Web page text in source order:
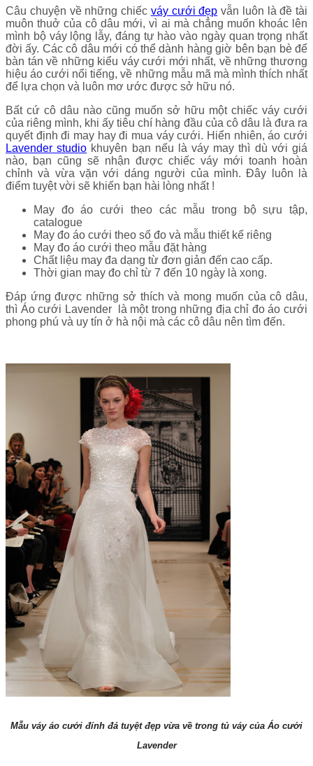
Câu chuyện về những chiếc váy cưới đẹp vẫn luôn là đề tài
muôn thuở của cô dâu mới, vì ai mà chẳng muốn khoác lên
mình bộ váy lộng lẫy, đáng tự hào vào ngày quan trọng nhất
đời ấy. Các cô dâu mới có thể dành hàng giờ bên bạn bè để
bàn tán về những kiểu váy cưới mới nhất, về những thương
hiệu áo cưới nổi tiếng, về những mẫu mã mà mình thích nhất
để lựa chọn và luôn mơ ước được sở hữu nó.
Bất cứ cô dâu nào cũng muốn sở hữu một chiếc váy cưới
của riêng mình, khi ấy tiêu chí hàng đầu của cô dâu là đưa ra
quyết định đi may hay đi mua váy cưới. Hiển nhiên, áo cưới
Lavender studio khuyên bạn nếu là váy may thì dù với giá
nào, bạn cũng sẽ nhận được chiếc váy mới toanh hoàn
chỉnh và vừa vặn với dáng người của mình. Đây luôn là
điểm tuyệt vời sẽ khiến bạn hài lòng nhất !
May đo áo cưới theo các mẫu trong bộ sựu tập,
catalogue
May đo áo cưới theo số đo và mẫu thiết kế riêng
May đo áo cưới theo mẫu đặt hàng
Chất liệu may đa dạng từ đơn giản đến cao cấp.
Thời gian may đo chỉ từ 7 đến 10 ngày là xong.
Đáp ứng được những sở thích và mong muốn của cô dâu,
thì Áo cưới Lavender là một trong những địa chỉ đo áo cưới
phong phú và uy tín ở hà nội mà các cô dâu nên tìm đến.
Mẫu váy áo cưới đính đá tuyệt đẹp vừa về trong tủ váy của Áo cưới
Lavender